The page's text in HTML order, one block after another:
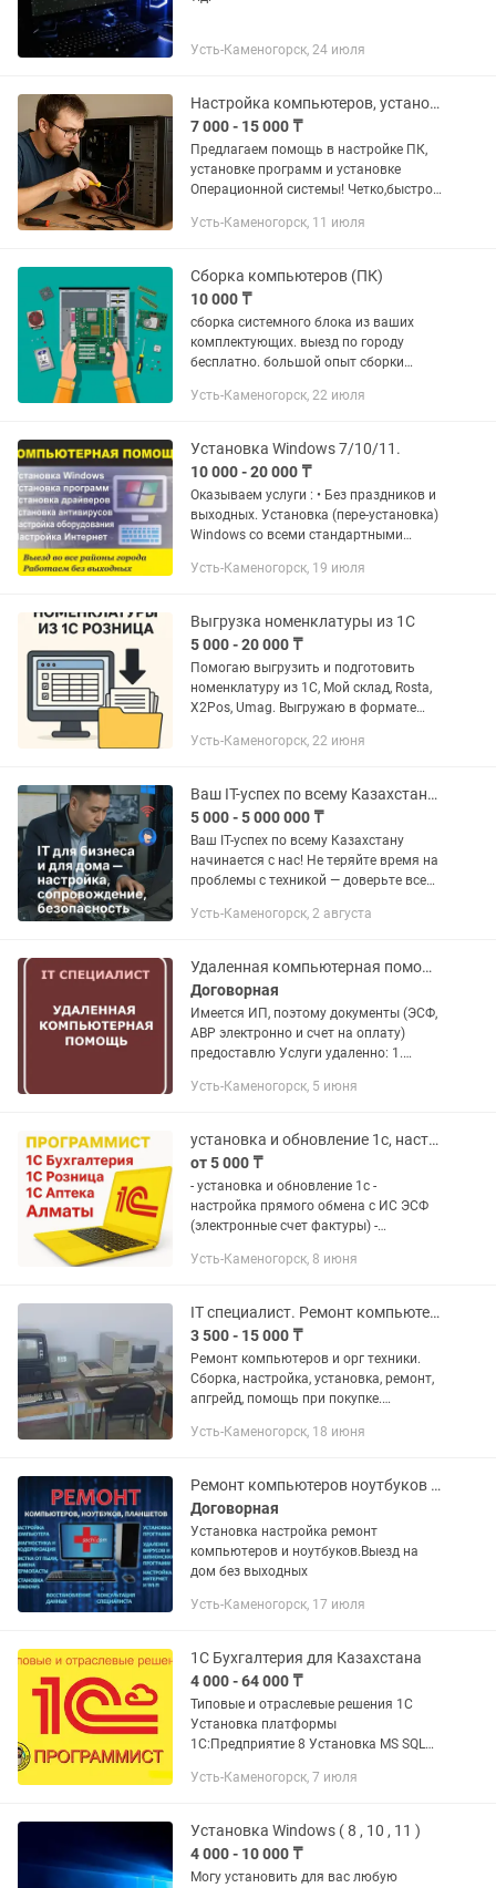
Усть-Каменогорск, 24 июля
Настройка компьютеров, установка системы
7 000 - 15 000 ₸
Предлагаем помощь в настройке ПК,
установке программ и установке
Операционной системы! Четко,быстро
работаем по Усть-Каменогорску и
Усть-Каменогорск, 11 июля
Сборка компьютеров (ПК)
10 000 ₸
сборка системного блока из ваших
комплектующих. выезд по городу
бесплатно. большой опыт сборки
Усть-Каменогорск, 22 июля
Установка Windows 7/10/11.
10 000 - 20 000 ₸
Оказываем услуги : • Без праздников и
выходных. Установка (пере-установка)
Windows со всеми стандартными
Активация системы. • Установка
Усть-Каменогорск, 19 июля
Выгрузка номенклатуры из 1С
5 000 - 20 000 ₸
Помогаю выгрузить и подготовить
номенклатуру из 1С, Мой склад, Rosta,
X2Pos, Umag. Выгружаю в формате
получаете готовый файл и экономите
Усть-Каменогорск, 22 июня
Ваш IT-успех по всему Казахстану начинается с нас!
5 000 - 5 000 000 ₸
Ваш IT-успех по всему Казахстану
начинается с нас! Не теряйте время на
проблемы с техникой — доверьте все
предлагает: 1. Аутсорсинг IT-услуг:
Усть-Каменогорск, 2 августа
Удаленная компьютерная помощь. IT услуги. Айтишник / программист
Договорная
Имеется ИП, поэтому документы (ЭСФ,
АВР электронно и счет на оплату)
предоставлю Услуги удаленно: 1.
локальных и беспроводных сетей; 3.
Усть-Каменогорск, 5 июня
установка и обновление 1с, настройка прямого обмена с ИС ЭСФ
от 5 000 ₸
- установка и обновление 1с -
настройка прямого обмена с ИС ЭСФ
(электронные счет фактуры) -
доработка 1с - перенос данных из
Усть-Каменогорск, 8 июня
IT специалист. Ремонт компьютеров
3 500 - 15 000 ₸
Ремонт компьютеров и орг техники.
Сборка, настройка, установка, ремонт,
апгрейд, помощь при покупке.
модемов.
Усть-Каменогорск, 18 июня
Ремонт компьютеров ноутбуков выезжаю на дом без выходных
Договорная
Установка настройка ремонт
компьютеров и ноутбуков.Выезд на
дом без выходных
Усть-Каменогорск, 17 июля
1С Бухгалтерия для Казахстана
4 000 - 64 000 ₸
Типовые и отраслевые решения 1С
Установка платформы
1С:Предприятие 8 Установка MS SQL
всех типовых конфигураций 1С
Настройка...
Усть-Каменогорск, 7 июля
Установка Windows ( 8 , 10 , 11 )
4 000 - 10 000 ₸
Могу установить для вас любую